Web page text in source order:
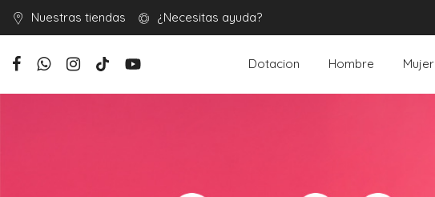
Nuestras tiendas ¿Necesitas ayuda?
Dotacion Hombre Mujer